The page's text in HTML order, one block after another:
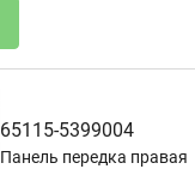
65115-5399004
Панель передка правая